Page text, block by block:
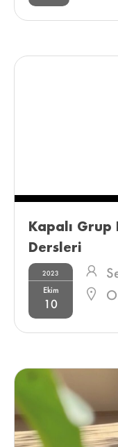
Kapalı Grup
Dersleri
2023
Ekim
10